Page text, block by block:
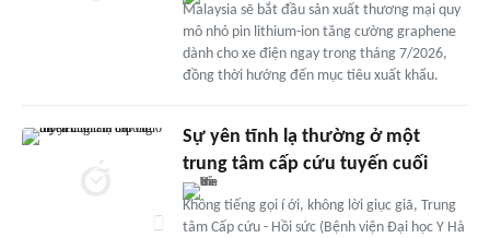
Malaysia sẽ bắt đầu sản xuất thương mại quy
mô nhỏ pin lithium-ion tăng cường graphene
dành cho xe điện ngay trong tháng 7/2026,
đồng thời hướng đến mục tiêu xuất khẩu.
Sự yên tĩnh lạ thường ở một
trung tâm cấp cứu tuyến cuối
Không tiếng gọi í ới, không lời giục giã, Trung
tâm Cấp cứu - Hồi sức (Bệnh viện Đại học Y Hà